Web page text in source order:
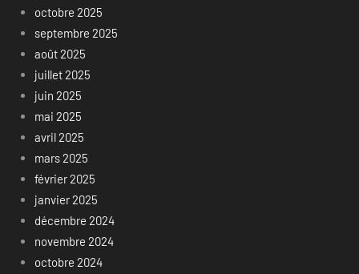
octobre 2025
septembre 2025
août 2025
juillet 2025
juin 2025
mai 2025
avril 2025
mars 2025
février 2025
janvier 2025
décembre 2024
novembre 2024
octobre 2024